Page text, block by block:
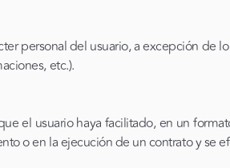
personal del usuario, a excepción
etc.).
el usuario haya facilitado, en un
o en la ejecución de un contrato y se